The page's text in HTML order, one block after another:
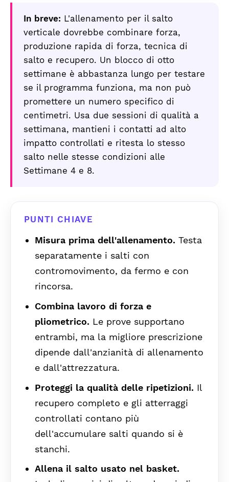
In breve: L'allenamento per il salto
verticale dovrebbe combinare forza,
produzione rapida di forza, tecnica di
salto e recupero. Un blocco di otto
settimane è abbastanza lungo per testare
se il programma funziona, ma non può
promettere un numero specifico di
centimetri. Usa due sessioni di qualità a
settimana, mantieni i contatti ad alto
impatto controllati e ritesta lo stesso
salto nelle stesse condizioni alle
Settimane 4 e 8.
PUNTI CHIAVE
Misura prima dell'allenamento. Testa
separatamente i salti con
contromovimento, da fermo e con
rincorsa.
Combina lavoro di forza e
pliometrico. Le prove supportano
entrambi, ma la migliore prescrizione
dipende dall'anzianità di allenamento
e dall'attrezzatura.
Proteggi la qualità delle ripetizioni. Il
recupero completo e gli atterraggi
controllati contano più
dell'accumulare salti quando si è
stanchi.
Allena il salto usato nel basket.